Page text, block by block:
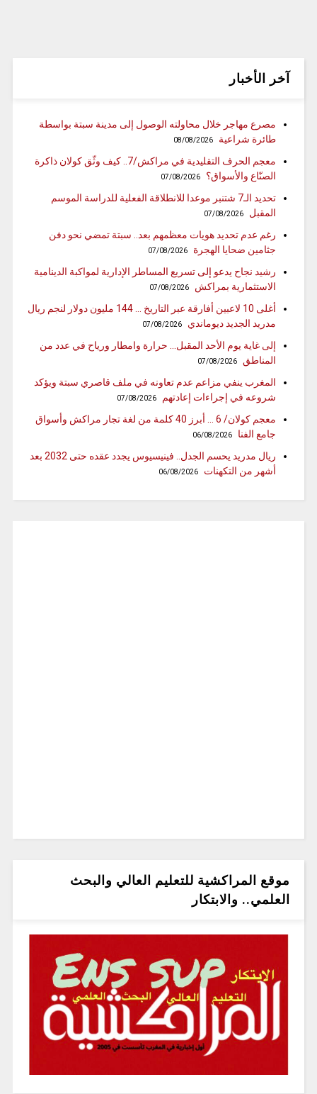
آخر الأخبار
مصرع مهاجر خلال محاولته الوصول إلى مدينة سبتة بواسطة
طائرة شراعية
08/08/2026
معجم الحرف التقليدية في مراكش/7.. كيف وثّق كولان ذاكرة
الصنّاع والأسواق؟
07/08/2026
تحديد الـ7 شتنبر موعدا للانطلاقة الفعلية للدراسة الموسم
المقبل
07/08/2026
رغم عدم تحديد هويات معظمهم بعد.. سبتة تمضي نحو دفن
جثامين ضحايا الهجرة
07/08/2026
رشيد نجاح يدعو إلى تسريع المساطر الإدارية لمواكبة الدينامية
الاستثمارية بمراكش
07/08/2026
أغلى 10 لاعبين أفارقة عبر التاريخ … 144 مليون دولار لنجم ريال
مدريد الجديد ديوماندي
07/08/2026
إلى غاية يوم الأحد المقبل… حرارة وامطار ورياح في عدد من
المناطق
07/08/2026
المغرب ينفي مزاعم عدم تعاونه في ملف قاصري سبتة ويؤكد
شروعه في إجراءات إعادتهم
07/08/2026
معجم كولان/ 6 … أبرز 40 كلمة من لغة تجار مراكش وأسواق
جامع الفنا
06/08/2026
ريال مدريد يحسم الجدل.. فينيسيوس يجدد عقده حتى 2032 بعد
أشهر من التكهنات
06/08/2026
موقع المراكشية للتعليم العالي والبحث
العلمي.. والابتكار